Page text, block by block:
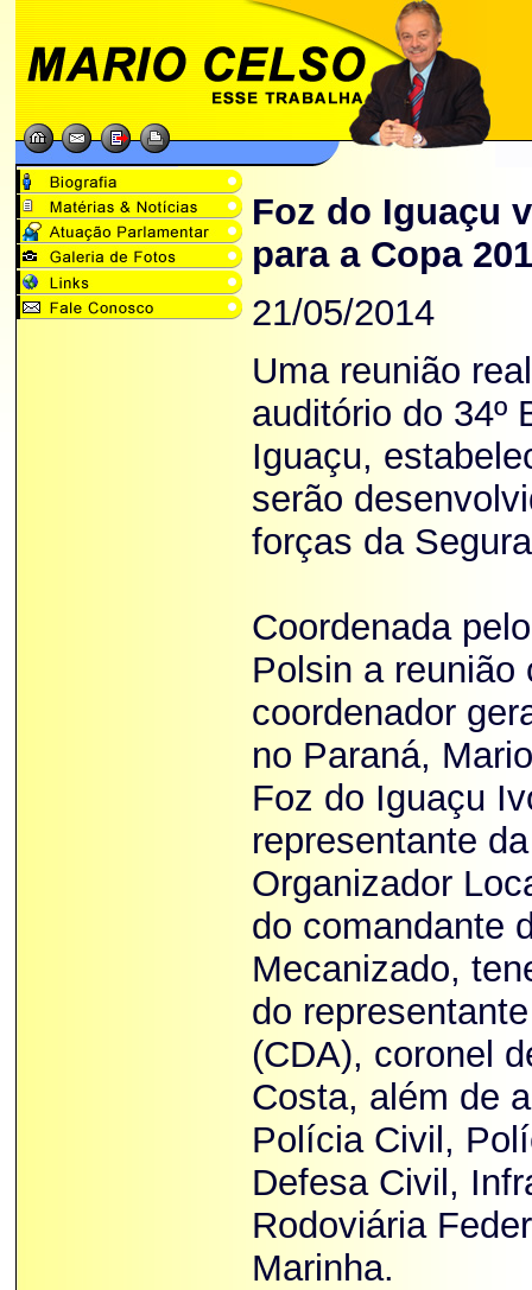
Foz do Iguaçu
para a Copa
21/05/2014
Uma reunião
auditório do 34º
Iguaçu,
serão
forças da
Coordenada
Polsin a reunião
coordenador
no Paraná,
Foz do Iguaçu
representante
Organizador
do comandante
Mecanizado,
do
(CDA), coronel
Costa, além de
Polícia Civil,
Defesa Civil,
Rodoviária
Marinha.